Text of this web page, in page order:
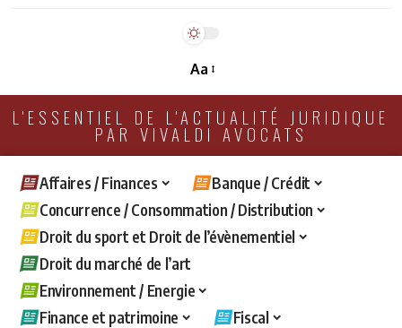
Aa
L'ESSENTIEL DE L'ACTUALITÉ JURIDIQUE
PAR VIVALDI AVOCATS
Affaires / Finances
Banque / Crédit
Concurrence / Consommation / Distribution
Droit du sport et Droit de l’évènementiel
Droit du marché de l’art
Environnement / Energie
Finance et patrimoine
Fiscal